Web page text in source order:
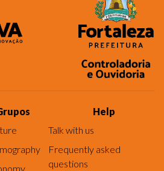
Help
Talk with us
Frequently asked
questions